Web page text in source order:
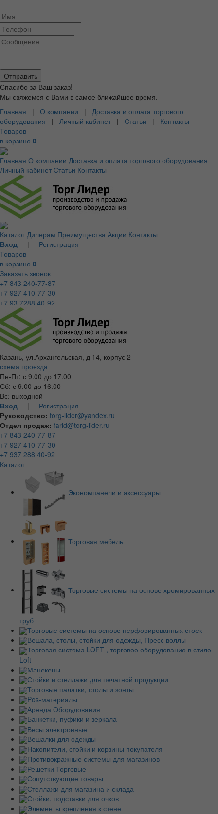
Спасибо за Ваш заказ!
Мы свяжемся с Вами в самое ближайшее время.
Главная | О компании | Доставка и оплата торгового
оборудования | Личный кабинет | Статьи | Контакты
Товаров
в корзине 0
Главная О компании Доставка и оплата торгового оборудования
Личный кабинет Статьи Контакты
Каталог Дилерам Преимущества Акции Контакты
Вход | Регистрация
Товаров
в корзине 0
Заказать звонок
+7 843 240-77-87
+7 927 410-77-30
+7 93 7288 40-92
Казань, ул.Архангельская, д.14, корпус 2
схема проезда
Пн-Пт: с 9.00 до 17.00
Сб: с 9.00 до 16.00
Вс: выходной
Вход | Регистрация
Руководство: torg-lider@yandex.ru
Отдел продаж: farid@torg-lider.ru
+7 843 240-77-87
+7 927 410-77-30
+7 937 288 40-92
Каталог
Экономпанели и аксессуары
Торговая мебель
Торговые системы на основе хромированных
труб
Торговые системы на основе перфорированных стоек
Вешала, столы, стойки для одежды, Пресс воллы
Торговая система LOFT , торговое оборудование в стиле
Loft
Манекены
Стойки и стеллажи для печатной продукции
Торговые палатки, столы и зонты
Pos-материалы
Аренда Оборудования
Банкетки, пуфики и зеркала
Весы электронные
Вешалки для одежды
Накопители, стойки и корзины покупателя
Противокражные системы для магазинов
Решетки Торговые
Сопутствующие товары
Стеллажи для магазина и склада
Стойки, подставки для очков
Элементы крепления к стене